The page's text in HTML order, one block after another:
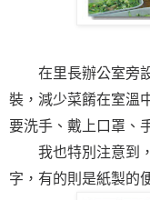
在里長辦公室旁設
裝，減少菜餚在室溫
要洗手、戴上口罩、
我也特別注意到，
字，有的則是紙製的